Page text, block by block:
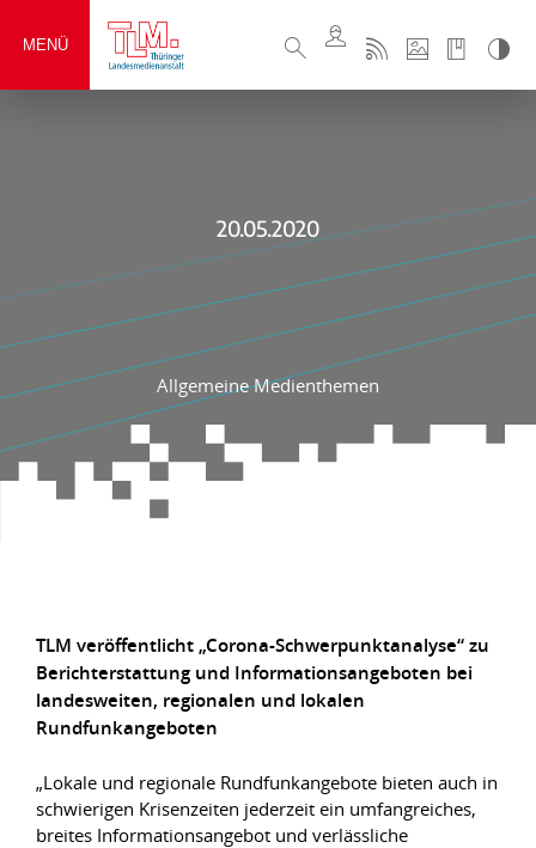
MENÜ
20.05.2020
Allgemeine Medienthemen
TLM veröffentlicht „Corona-Schwerpunktanalyse“ zu
Berichterstattung und Informationsangeboten bei
landesweiten, regionalen und lokalen
Rundfunkangeboten
„Lokale und regionale Rundfunkangebote bieten auch in
schwierigen Krisenzeiten jederzeit ein umfangreiches,
breites Informationsangebot und verlässliche